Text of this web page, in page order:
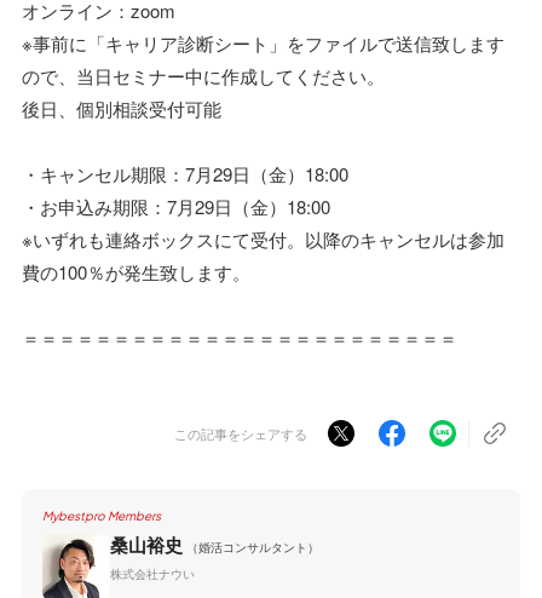
オンライン：zoom
※事前に「キャリア診断シート」をファイルで送信致します
ので、当日セミナー中に作成してください。
後日、個別相談受付可能
・キャンセル期限：7月29日（金）18:00
・お申込み期限：7月29日（金）18:00
※いずれも連絡ボックスにて受付。以降のキャンセルは参加
費の100％が発生致します。
＝＝＝＝＝＝＝＝＝＝＝＝＝＝＝＝＝＝＝＝＝＝＝＝
この記事をシェアする
Mybestpro Members
桑山裕史
（婚活コンサルタント）
株式会社ナウい